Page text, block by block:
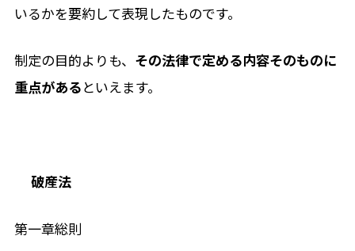
いるかを要約して表現したものです。
制定の目的よりも、 その法律で定める内容そのものに
重点があるといえます。
破産法
第一章総則